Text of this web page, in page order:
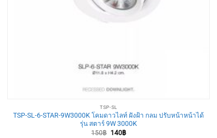
TSP-SL
TSP-SL-6-STAR-9W3000K โคมดาวไลท์ ฝังฝ้า กลม ปรับหน้าหน้าได้
รุ่น สตาร์ 9W 3000K
150฿ Original
140฿Current